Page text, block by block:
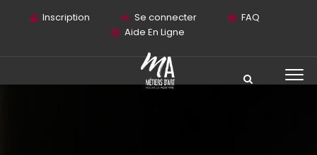
Inscription Se connecter
FAQ
Aide En Ligne